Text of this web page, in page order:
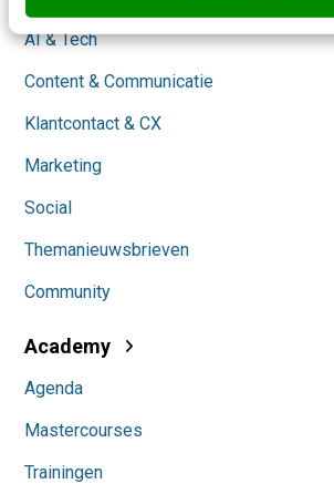
AI & Tech
Content & Communicatie
Klantcontact & CX
Marketing
Social
Themanieuwsbrieven
Community
Academy
Agenda
Mastercourses
Trainingen